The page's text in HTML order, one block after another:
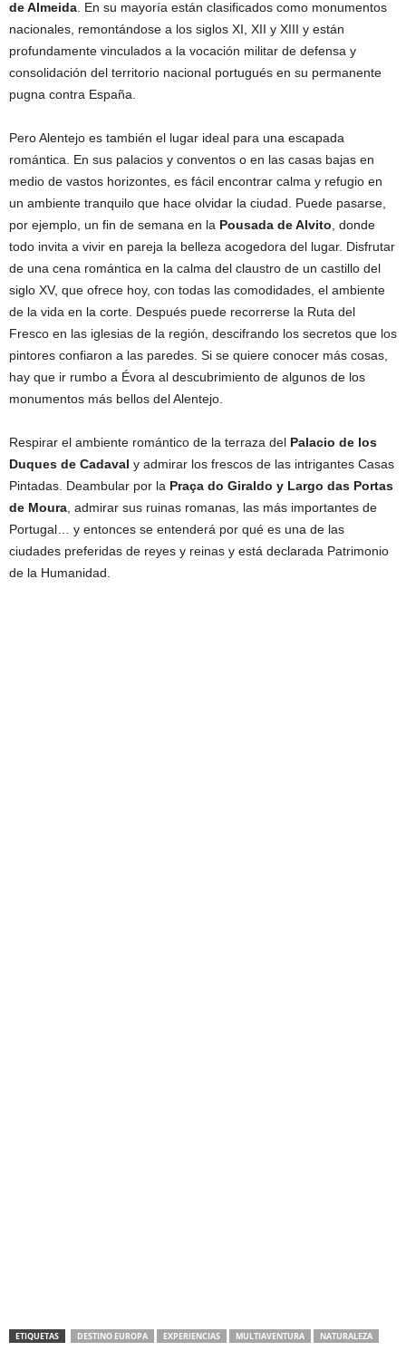
de Almeida . En su mayoría están clasificados como monumentos
nacionales, remontándose a los siglos XI, XII y XIII y están
profundamente vinculados a la vocación militar de defensa y
consolidación del territorio nacional portugués en su permanente
pugna contra España.
Pero Alentejo es también el lugar ideal para una escapada
romántica. En sus palacios y conventos o en las casas bajas en
medio de vastos horizontes, es fácil encontrar calma y refugio en
un ambiente tranquilo que hace olvidar la ciudad. Puede pasarse,
por ejemplo, un fin de semana en la Pousada de Alvito , donde
todo invita a vivir en pareja la belleza acogedora del lugar. Disfrutar
de una cena romántica en la calma del claustro de un castillo del
siglo XV, que ofrece hoy, con todas las comodidades, el ambiente
de la vida en la corte. Después puede recorrerse la Ruta del
Fresco en las iglesias de la región, descifrando los secretos que los
pintores confiaron a las paredes. Si se quiere conocer más cosas,
hay que ir rumbo a Évora al descubrimiento de algunos de los
monumentos más bellos del Alentejo.
Respirar el ambiente romántico de la terraza del Palacio de los
Duques de Cadaval y admirar los frescos de las intrigantes Casas
Pintadas. Deambular por la Praça do Giraldo y Largo das Portas
de Moura , admirar sus ruinas romanas, las más importantes de
Portugal… y entonces se entenderá por qué es una de las
ciudades preferidas de reyes y reinas y está declarada Patrimonio
de la Humanidad.
ETIQUETAS DESTINO EUROPA EXPERIENCIAS MULTIAVENTURA NATURALEZA